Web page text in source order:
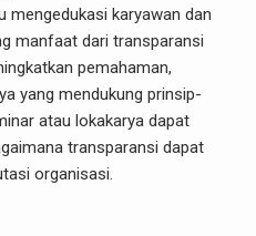
mengedukasi karyawan dan
manfaat dari transparansi
pemahaman,
yang mendukung prinsip-
atau lokakarya dapat
transparansi dapat
organisasi.